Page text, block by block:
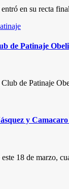
en su recta
de Patinaje
de Patinaje
y
18 de marzo,